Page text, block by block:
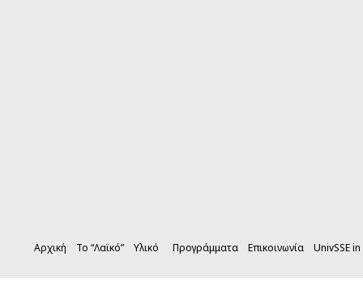
Αρχική Το “Λαϊκό” Υλικό Προγράμματα Επικοινωνία UnivSSE